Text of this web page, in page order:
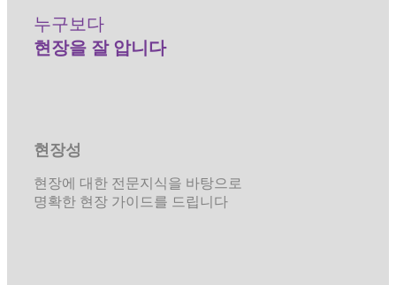
누구보다
현장을 잘 압니다
현장성
현장에 대한 전문지식을 바탕으로
명확한 현장 가이드를 드립니다